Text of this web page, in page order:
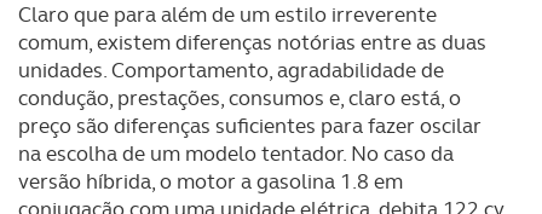
Claro que para além de um estilo irreverente
comum, existem diferenças notórias entre as duas
unidades. Comportamento, agradabilidade de
condução, prestações, consumos e, claro está, o
preço são diferenças suficientes para fazer oscilar
na escolha de um modelo tentador. No caso da
versão híbrida, o motor a gasolina 1.8 em